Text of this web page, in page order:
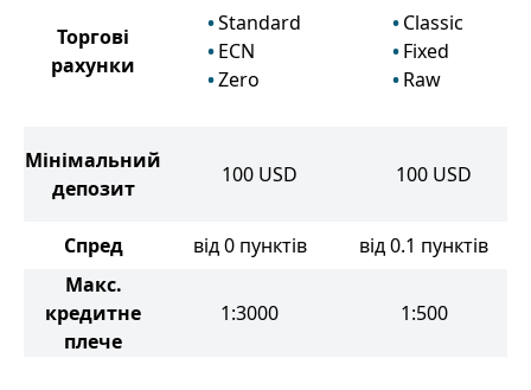
Торгові
рахунки
Standard
ECN
Zero
Classic
Fixed
Raw
Мінімальний
депозит
100 USD 100 USD
Спред від 0 пунктів
від 0.1 пунктів
Макс.
кредитне
плече
1:3000 1:500